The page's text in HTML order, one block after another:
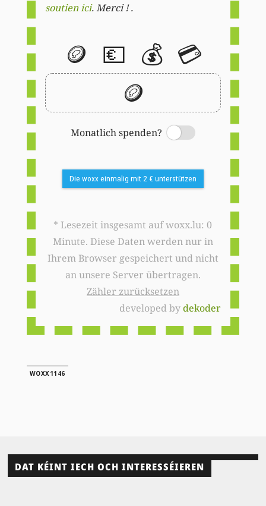
soutien ici. Merci ! .
🪙 💶 💰 💳
🪙
Monatlich spenden?
Switch
Die woxx einmalig mit 2 € unterstützen
* Lesezeit insgesamt auf woxx.lu: 0
Minute. Diese Daten werden nur in
Ihrem Browser gespeichert und nicht
an unsere Server übertragen.
Zähler zurücksetzen
developed bydekoder
WOXX1146
DAT KÉINT IECH OCH INTERESSÉIEREN